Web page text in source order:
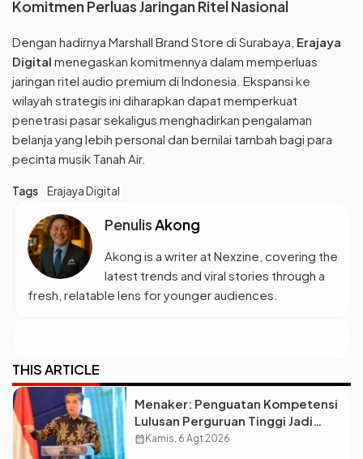
Komitmen Perluas Jaringan Ritel Nasional
Dengan hadirnya Marshall Brand Store di Surabaya, Erajaya
Digital menegaskan komitmennya dalam memperluas
jaringan ritel audio premium di Indonesia. Ekspansi ke
wilayah strategis ini diharapkan dapat memperkuat
penetrasi pasar sekaligus menghadirkan pengalaman
belanja yang lebih personal dan bernilai tambah bagi para
pecinta musik Tanah Air.
Tags Erajaya Digital
PenulisAkong
Akong is a writer at Nexzine, covering the
latest trends and viral stories through a
fresh, relatable lens for younger audiences.
THIS ARTICLE
Menaker: Penguatan Kompetensi
Lulusan Perguruan Tinggi Jadi
Kunci Menjawab Kebutuhan Dunia
calendar_month Kamis, 6 Agt 2026